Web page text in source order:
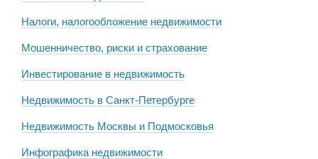
Налоги, налогообложение недвижимости
Мошенничество, риски и страхование
Инвестирование в недвижимость
Недвижимость в Санкт-Петербурге
Недвижимость Москвы и Подмосковья
Инфографика недвижимости